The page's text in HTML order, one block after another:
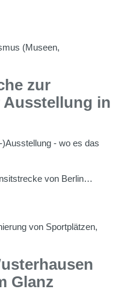
(Museen,
zur
Ausstellung in
- wo es das
von Berlin…
von Sportplätzen,
Glanz